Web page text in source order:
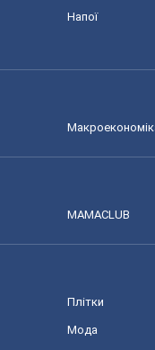
Напої
MAMACLUB
Плітки
Мода